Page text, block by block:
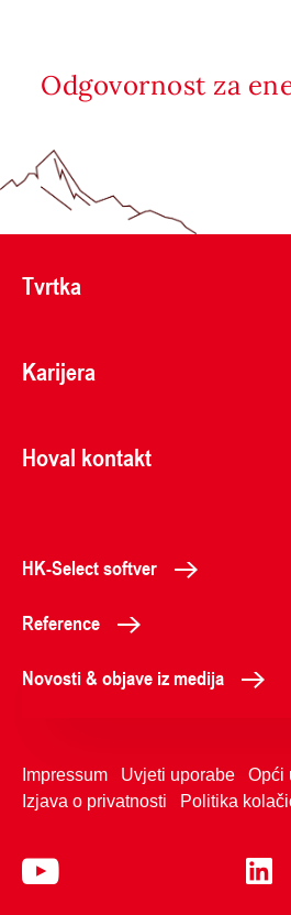
Odgovornost za
Tvrtka
Karijera
Hoval kontakt
HK-Select softver
Reference
Novosti & objave iz medija
Impressum Uvjeti uporabe
Opći
Izjava o privatnosti
Politika